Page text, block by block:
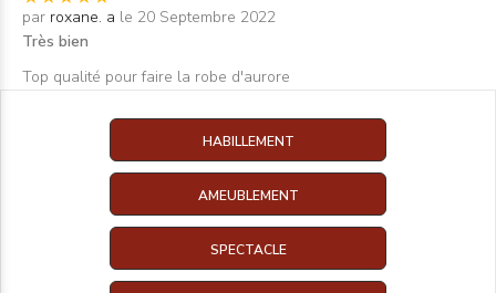
par roxane. a le 20 Septembre 2022
Très bien
Top qualité pour faire la robe d'aurore
HABILLEMENT
AMEUBLEMENT
SPECTACLE